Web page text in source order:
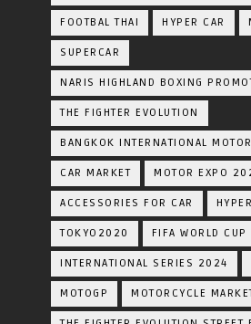
FOOTBAL THAI HYPER CAR
SUPERCAR
NARIS HIGHLAND BOXING
THE FIGHTER EVOLUTION
BANGKOK INTERNATIONAL
CAR MARKET MOTOR EXPO
ACCESSORIES FOR CAR
TOKYO2020 FIFA WORLD
INTERNATIONAL SERIES 2024
MOTOGP MOTORCYCLE